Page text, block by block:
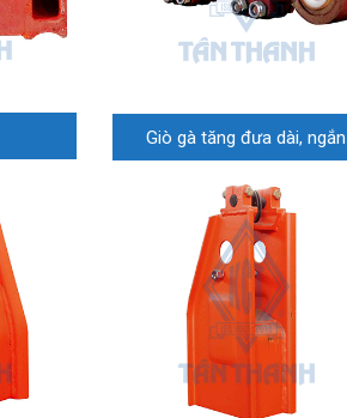
Giò gà tăng đưa dài, ngắn